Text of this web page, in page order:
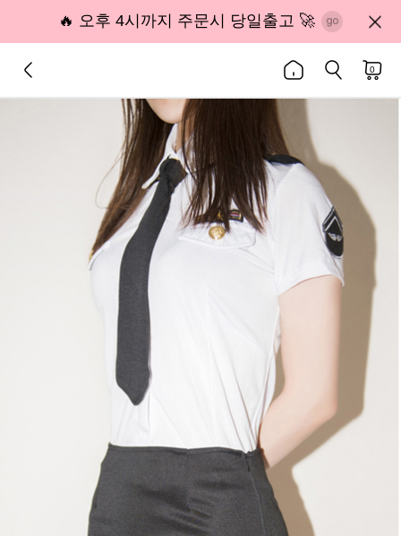
🔥 오후 4시까지 주문시 당일출고 🚀
0